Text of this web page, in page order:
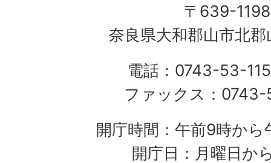
〒639-1198
奈良県大和郡山市北
電話：0743-53-
ファックス：
開庁時間：午前9時か
開庁日：月曜日か